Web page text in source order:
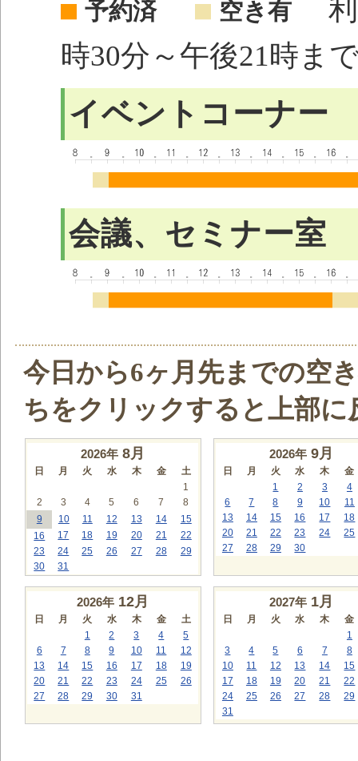
予約済 空き有
利
時30分～午後21時ま
イベントコーナー
会議、セミナー室
今日から6ヶ月先までの空
ちをクリックすると上部に
2026年 8月
日 月 火 水 木 金
土
1
2
3 4 5 6 7
8
9
10 11 12 13 14
15
16
17 18 19 20 21
22
23
24 25 26 27 28
29
30
31
2026年 9月
日 月 火 水 木
金
1
2 3
4
6
7 8 9 10
11
13
14 15 16 17
18
20
21 22 23 24
25
27
28 29 30
2026年 12月
日 月 火 水 木 金
土
1
2 3 4
5
6
7 8 9 10 11
12
13
14 15 16 17 18
19
20
21 22 23 24 25
26
27
28 29 30 31
2027年 1月
日 月 火 水 木
金
1
3
4 5 6 7
8
10
11 12 13 14
15
17
18 19 20 21
22
24
25 26 27 28
29
31